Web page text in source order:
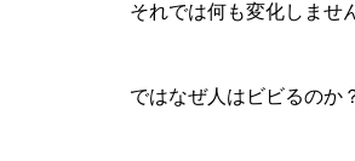
それでは何も変化しませ
ではなぜ人はビビるのか